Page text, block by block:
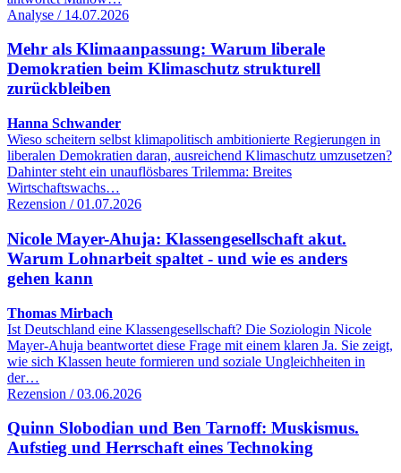
Analyse / 14.07.2026
Mehr als Klimaanpassung: Warum liberale
Demokratien beim Klimaschutz strukturell
zurückbleiben
Hanna Schwander
Wieso scheitern selbst klimapolitisch ambitionierte Regierungen in
liberalen Demokratien daran, ausreichend Klimaschutz umzusetzen?
Dahinter steht ein unauflösbares Trilemma: Breites
Wirtschaftswachs…
Rezension / 01.07.2026
Nicole Mayer-Ahuja: Klassengesellschaft akut.
Warum Lohnarbeit spaltet - und wie es anders
gehen kann
Thomas Mirbach
Ist Deutschland eine Klassengesellschaft? Die Soziologin Nicole
Mayer-Ahuja beantwortet diese Frage mit einem klaren Ja. Sie zeigt,
wie sich Klassen heute formieren und soziale Ungleichheiten in
der…
Rezension / 03.06.2026
Quinn Slobodian und Ben Tarnoff: Muskismus.
Aufstieg und Herrschaft eines Technoking